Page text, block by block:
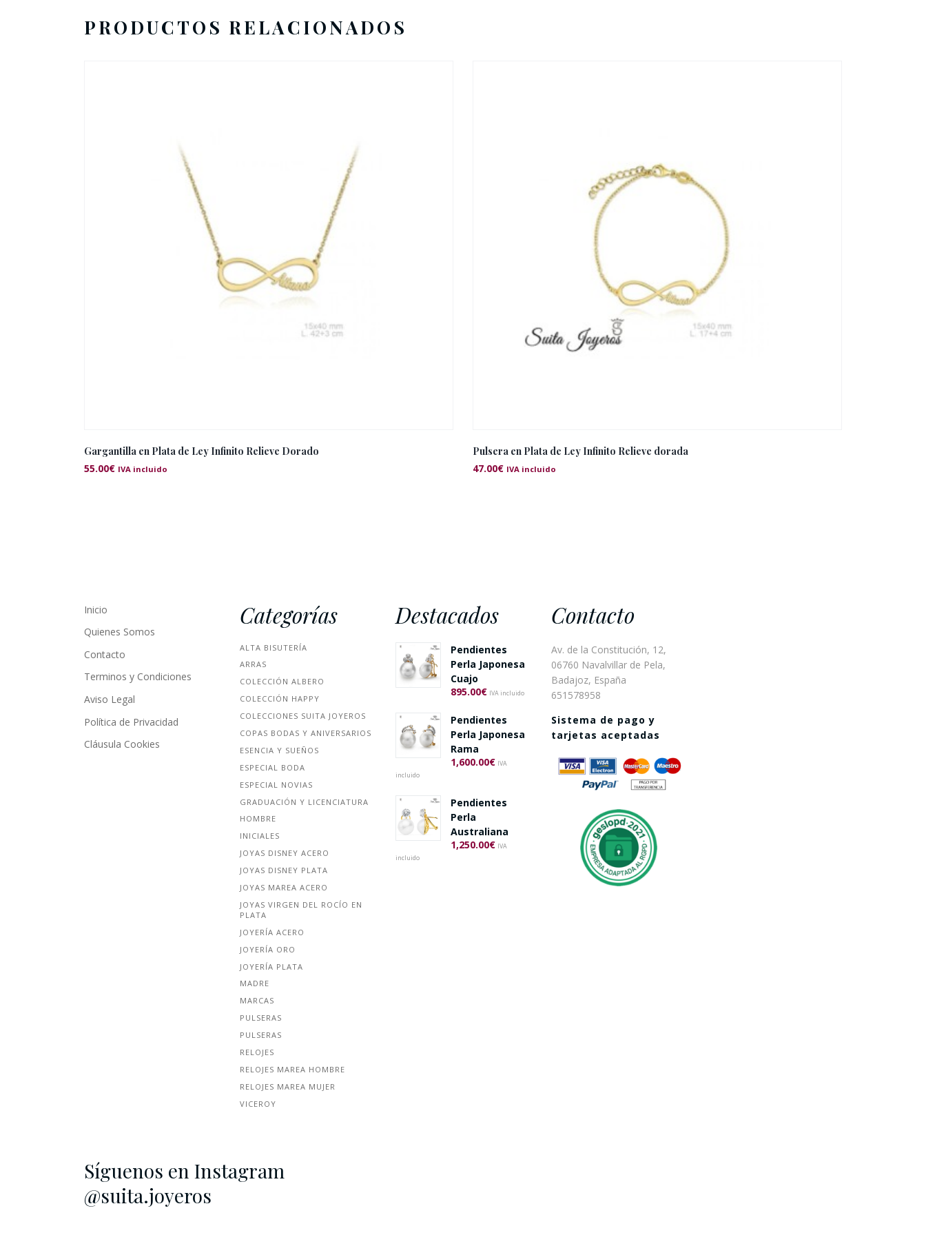
PRODUCTOS RELACIONADOS
Gargantilla en Plata de Ley Infinito Relieve Dorado
55.00€ IVA incluido
Pulsera en Plata de Ley Infinito Relieve dorada
47.00€ IVA incluido
Inicio
Quienes Somos
Contacto
Terminos y Condiciones
Aviso Legal
Política de Privacidad
Cláusula Cookies
Categorías
ALTA BISUTERÍA
ARRAS
COLECCIÓN ALBERO
COLECCIÓN HAPPY
COLECCIONES SUITA JOYEROS
COPAS BODAS Y ANIVERSARIOS
ESENCIA Y SUEÑOS
ESPECIAL BODA
ESPECIAL NOVIAS
GRADUACIÓN Y LICENCIATURA
HOMBRE
INICIALES
JOYAS DISNEY ACERO
JOYAS DISNEY PLATA
JOYAS MAREA ACERO
JOYAS VIRGEN DEL ROCÍO EN
PLATA
JOYERÍA ACERO
JOYERÍA ORO
JOYERÍA PLATA
MADRE
MARCAS
PULSERAS
PULSERAS
RELOJES
RELOJES MAREA HOMBRE
RELOJES MAREA MUJER
VICEROY
Destacados
Pendientes
Perla Japonesa
Cuajo
895.00€ IVA incluido
Pendientes
Perla Japonesa
Rama
1,600.00€ IVA
incluido
Pendientes
Perla
Australiana
1,250.00€ IVA
incluido
Contacto
Av. de la Constitución, 12,
06760 Navalvillar de Pela,
Badajoz, España
651578958
Sistema de pago y
tarjetas aceptadas
Síguenos en Instagram
@suita.joyeros